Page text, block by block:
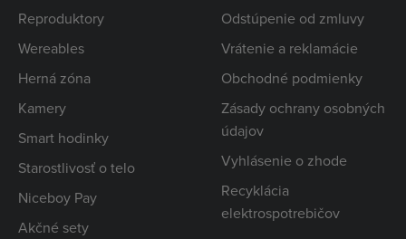
Reproduktory
Wereables
Herná zóna
Kamery
Smart hodinky
Starostlivosť o telo
Niceboy Pay
Akčné sety
Odstúpenie od zmluvy
Vrátenie a reklamácie
Obchodné podmienky
Zásady ochrany osobných
údajov
Vyhlásenie o zhode
Recyklácia
elektrospotrebičov